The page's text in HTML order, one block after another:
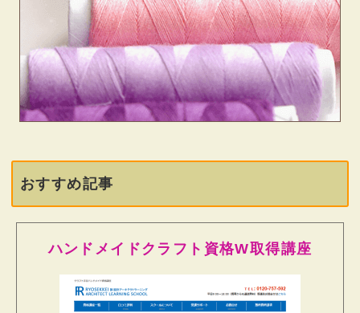
おすすめ記事
ハンドメイドクラフト資格W取得講座